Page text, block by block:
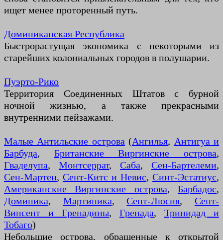
ищет менее проторенный путь.
Доминиканская Республика
Быстрорастущая экономика с некоторыми из
старейших колониальных городов в полушарии.
Пуэрто-Рико
Территория Соединенных Штатов с бурной
ночной жизнью, а также прекрасными
внутренними пейзажами.
Малые Антильские острова (Ангилья, Антигуа и
Барбуда, Британские Виргинские острова,
Гваделупа, Монтсеррат, Саба, Сен-Бартелеми,
Сен-Мартен, Сент-Китс и Невис, Синт-Эстатиус,
Американские Виргинские острова,Барбадос,
Доминика, Мартиника,Сент-Люсия,Сент-
Винсент и Гренадины, Гренада, Тринидад и
Тобаго)
Небольшие острова, обращенные к открытой